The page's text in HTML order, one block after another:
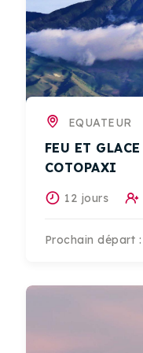
EQUATEUR
FEU ET
COTOPAXI
12 jours
Prochain départ :